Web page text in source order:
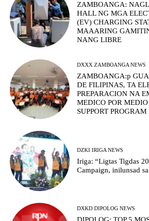
ZAMBOANGA:
HALL NG MGA
(EV) CHARGING
MAAARING
NANG LIBRE
DXXX ZAMBOANGA NEWS
ZAMBOANGA:p
DE FILIPINAS, TA
PREPARACION NA
MEDICO POR
SUPPORT PROGRAM
DZKI IRIGA NEWS
Iriga: “Ligtas Tigdas
Campaign, inilunsad
DXKD DIPOLOG NEWS